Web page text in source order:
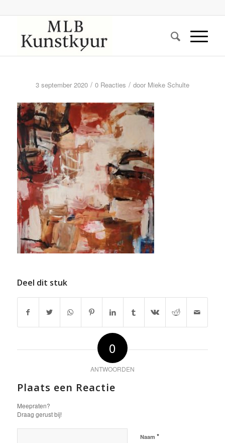
3 september 2020 / 0 Reacties / door Mieke Schulte
Deel dit stuk
0
ANTWOORDEN
Plaats een Reactie
Meepraten?
Draag gerust bij!
Naam *